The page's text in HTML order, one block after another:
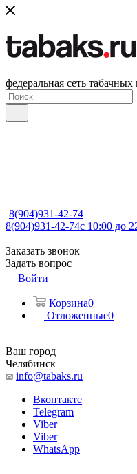
федеральная сеть табачных
8(904)931-42-74
8(904)931-42-74с 10:00 до
Заказать звонок
Задать вопрос
Войти
Корзина0
Отложенные0
Ваш город
Челябинск
info@tabaks.ru
Вконтакте
Telegram
Viber
Viber
WhatsApp